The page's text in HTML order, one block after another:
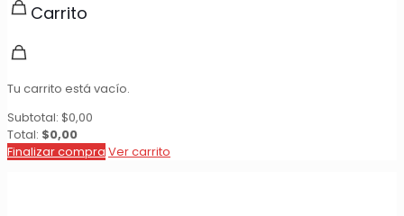
Carrito
Tu carrito está vacío.
Subtotal: $0,00
Total: $0,00
Finalizar compra Ver carrito